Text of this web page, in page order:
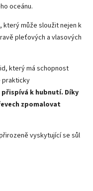
oceánu.
který může sloužit nejen k
pleťových a vlasových
který má schopnost
prakticky
přispívá k hubnutí. Díky
zpomalovat
vyskytující se sůl